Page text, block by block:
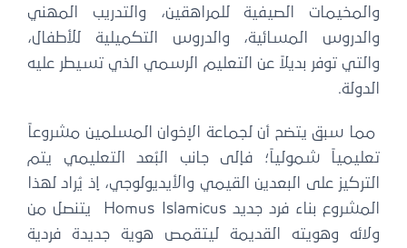
والمخيمات الصيفية للمراهقين، والتدريب المهني
والدروس المسائية، والدروس التكميلية للأطفال،
والتي توفر بديلاً عن التعليم الرسمي الذي تسيطر عليه
الدولة.
مما سبق يتضح أن لجماعة الإخوان المسلمين مشروعاً
تعليمياً شمولياً؛ فإلى جانب البُعد التعليمي يتم
التركيز على البعدين القيمي والأيديولوجي، إذ يُراد لهذا
المشروع بناء فرد جديد Homus Islamicus يتنصل من
ولائه وهويته القديمة ليتقمص هوية جديدة فردية